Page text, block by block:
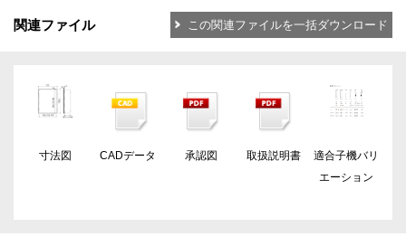
関連ファイル この関連ファイルを一括ダウンロード
寸法図 CADデータ 承認図 取扱説明書
適合子機バリ
エーション